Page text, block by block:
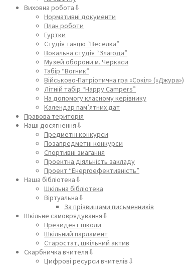
Виховна робота⇩
Нормативні документи
План роботи
Гуртки
Студія танцю “Веселка”
Вокальна студія “Злагода”
Музей оборони м. Черкаси
Табір “Вогник”
Військово-Патріотична гра «Сокіл» («Джура»)
Літній табір “Happy Campers”
На допомогу класному керівнику
Календар пам’ятних дат
Правова територія
Наші досягнення⇩
Предметні конкурси
Позапредметні конкурси
Спортивні змагання
Проектна діяльність закладу
Проект “Енергоефективність”
Наша бібліотека⇩
Шкільна бібліотека
Віртуальна⇩
За прізвищами письменників
Шкільне самоврядування⇩
Президент школи
Шкільний парламент
Старостат, шкільний актив
Скарбничка вчителя⇩
Цифрові ресурси вчителів⇩